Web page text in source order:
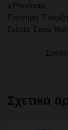
Πλοήγηση
άρθρων
Previous:
Επίσημη
Estate Expo
Σχετικά